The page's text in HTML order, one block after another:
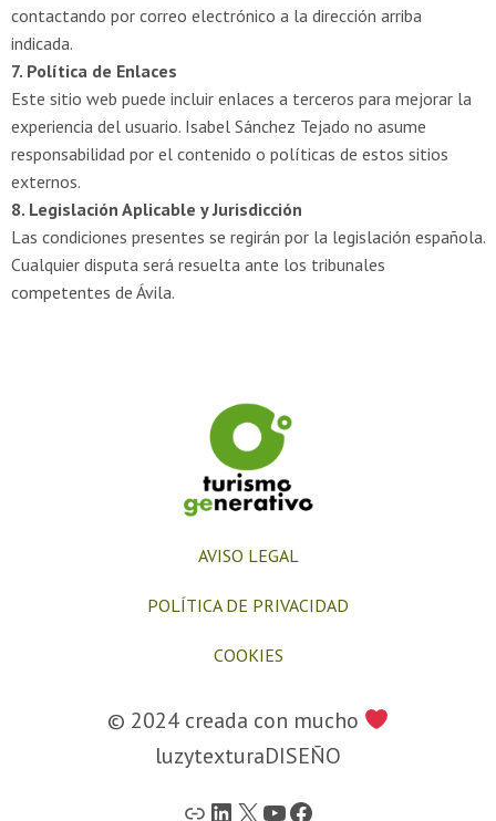
contactando por correo electrónico a la dirección arriba
indicada.
7. Política de Enlaces
Este sitio web puede incluir enlaces a terceros para mejorar la
experiencia del usuario. Isabel Sánchez Tejado no asume
responsabilidad por el contenido o políticas de estos sitios
externos.
8. Legislación Aplicable y Jurisdicción
Las condiciones presentes se regirán por la legislación española.
Cualquier disputa será resuelta ante los tribunales
competentes de Ávila.
AVISO LEGAL
POLÍTICA DE PRIVACIDAD
COOKIES
© 2024 creada con mucho
luzytexturaDISEÑO